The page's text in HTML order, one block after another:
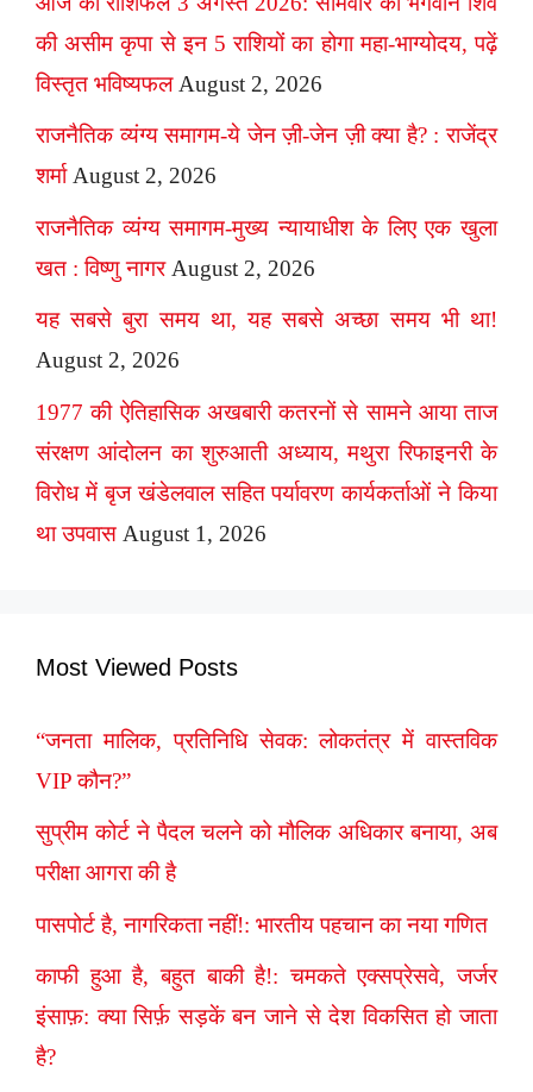
की असीम कृपा से इन 5 राशियों का होगा महा-भाग्योदय, पढ़ें
विस्तृत भविष्यफल August 2, 2026
राजनैतिक व्यंग्य समागम-ये जेन ज़ी-जेन ज़ी क्या है? : राजेंद्र
शर्मा August 2, 2026
राजनैतिक व्यंग्य समागम-मुख्य न्यायाधीश के लिए एक खुला
खत : विष्णु नागर August 2, 2026
यह सबसे बुरा समय था, यह सबसे अच्छा समय भी था!
August 2, 2026
1977 की ऐतिहासिक अखबारी कतरनों से सामने आया ताज
संरक्षण आंदोलन का शुरुआती अध्याय, मथुरा रिफाइनरी के
विरोध में बृज खंडेलवाल सहित पर्यावरण कार्यकर्ताओं ने किया
था उपवास August 1, 2026
Most Viewed Posts
“जनता मालिक, प्रतिनिधि सेवक: लोकतंत्र में वास्तविक
VIP कौन?”
सुप्रीम कोर्ट ने पैदल चलने को मौलिक अधिकार बनाया, अब
परीक्षा आगरा की है
पासपोर्ट है, नागरिकता नहीं!: भारतीय पहचान का नया गणित
काफी हुआ है, बहुत बाकी है!: चमकते एक्सप्रेसवे, जर्जर
इंसाफ़: क्या सिर्फ़ सड़कें बन जाने से देश विकसित हो जाता
है?